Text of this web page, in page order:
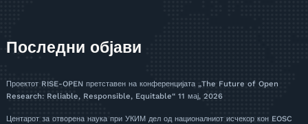
Последни објави
Проектот RISE-OPEN претставен на конференцијата „The Future of Open
Research: Reliable, Responsible, Equitable“ 11 мај, 2026
Центарот за отворена наука при УКИМ дел од националниот исчекор кон EOSC